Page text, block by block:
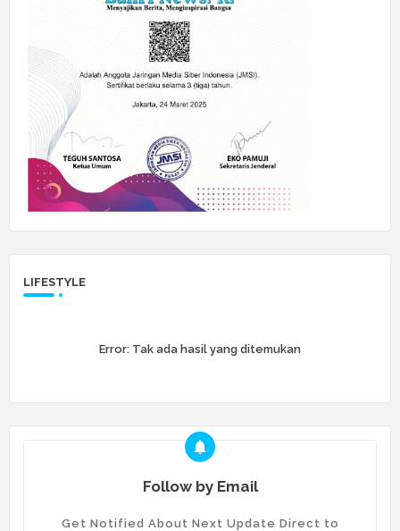
LIFESTYLE
Error: Tak ada hasil yang ditemukan
Follow by Email
Get Notified About Next Update Direct to